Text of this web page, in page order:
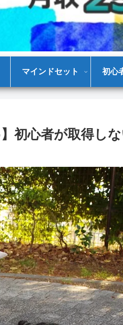
マインドセット 初心
初心者が取得し